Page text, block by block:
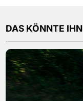
DAS KÖNNTE